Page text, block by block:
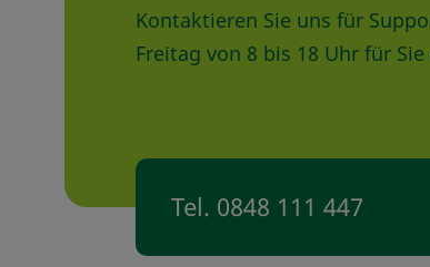
Kontaktieren Sie uns für
Freitag von 8 bis 18 Uhr für
Tel. 0848 111 447